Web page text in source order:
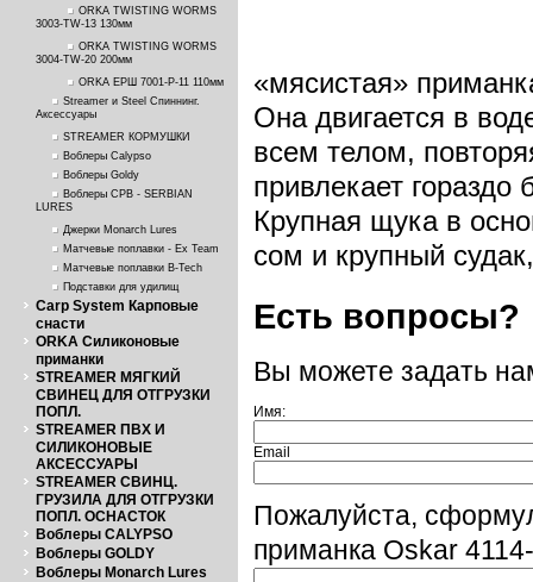
ORKA TWISTING WORMS
3003-TW-13 130мм
ORKA TWISTING WORMS
3004-TW-20 200мм
ORKA ЕРШ 7001-P-11 110мм
Streamer и Steel Спиннинг.
Аксессуары
STREAMER КОРМУШКИ
Воблеры Calypso
Воблеры Goldy
Воблеры СРВ - SERBIAN
LURES
Джерки Monarch Lures
Матчевые поплавки - Ex Team
Матчевые поплавки B-Tech
Подставки для удилищ
Carp System Карповые
снасти
ORKA Силиконовые
приманки
STREAMER МЯГКИЙ
СВИНЕЦ ДЛЯ ОТГРУЗКИ
ПОПЛ.
STREAMER ПВХ И
СИЛИКОНОВЫЕ
АКСЕССУАРЫ
STREAMER СВИНЦ.
ГРУЗИЛА ДЛЯ ОТГРУЗКИ
ПОПЛ. ОСНАСТОК
Воблеры CALYPSO
Воблеры GOLDY
Воблеры Monarch Lures
«мясистая»
Она двигается в
всем телом,
привлекает
Крупная щука в
сом и крупный
Есть вопросы?
Вы можете задать
Имя:
Email
Пожалуйста,
приманка Oskar